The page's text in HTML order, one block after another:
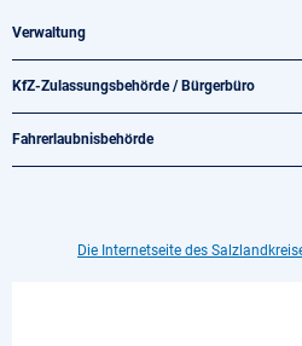
Verwaltung
KfZ-Zulassungsbehörde / Bürgerbüro
Fahrerlaubnisbehörde
Die Internetseite des